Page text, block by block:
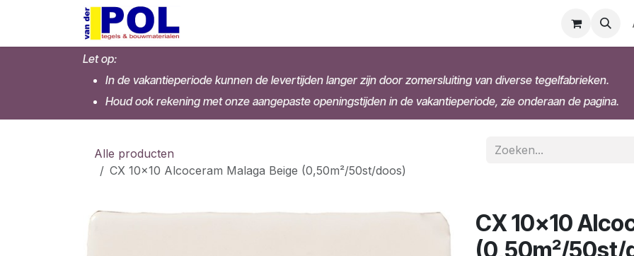
Overslaan naar inhoud
Let op:
In de vakantieperiode kunnen de levertijden langer zijn door zomersluiting van diverse tegelfabrieken.
Houd ook rekening met onze aangepaste openingstijden in de vakantieperiode, zie onderaan de pagina.
Alle producten
CX 10x10 Alcoceram Malaga Beige (0,50m²/50st/doos)
CX 10x10
(0,50m²/50st/